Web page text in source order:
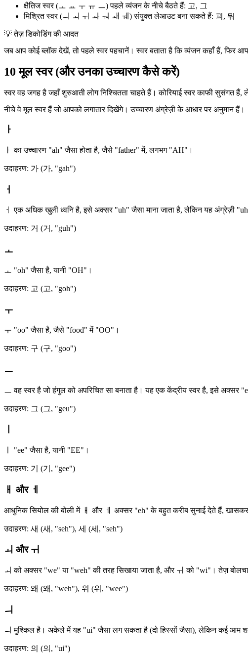
क्षैतिज स्वर (ㅗ ㅛ ㅜ ㅠ ㅡ) पहले व्यंजन के नीचे बैठते हैं: 고, 그
मिश्रित स्वर (ㅢ ㅚ ㅟ ㅘ ㅝ ㅙ ㅞ) संयुक्त लेआउट बना सकते हैं: 괴, 뭐
💡 तेज़ डिकोडिंग की आदत
जब आप कोई ब्लॉक देखें, तो पहले स्वर पहचानें। स्वर बताता है कि व्यंजन कहाँ हैं, फिर
10 मूल स्वर (और उनका उच्चारण कैसे करें)
स्वर वह जगह है जहाँ शुरुआती लोग निश्चितता चाहते हैं। कोरियाई स्वर काफी सुसंगत
नीचे वे मूल स्वर हैं जो आपको लगातार दिखेंगे। उच्चारण अंग्रेज़ी के आधार पर अनुमान हैं।
ㅏ
ㅏ का उच्चारण "ah" जैसा होता है, जैसे "father" में, लगभग "AH"।
उदाहरण: 가 (가, "gah")
ㅓ
ㅓ एक अधिक खुली ध्वनि है, इसे अक्सर "uh" जैसा माना जाता है, लेकिन यह
उदाहरण: 거 (거, "guh")
ㅗ
ㅗ "oh" जैसा है, यानी "OH"।
उदाहरण: 고 (고, "goh")
ㅜ
ㅜ "oo" जैसा है, जैसे "food" में "OO"।
उदाहरण: 구 (구, "goo")
ㅡ
ㅡ वह स्वर है जो हंगुल को अपरिचित सा बनाता है। यह एक केंद्रीय स्वर है, इसे अक्सर
उदाहरण: 그 (그, "geu")
ㅣ "ee" जैसा है, यानी "EE"।
उदाहरण: 기 (기, "gee")
ㅐ और ㅔ
आधुनिक सियोल की बोली में ㅐ और ㅔ अक्सर "eh" के बहुत करीब सुनाई देते हैं,
उदाहरण: 새 (새, "seh"), 세 (세, "seh")
ㅚ और ㅟ
ㅚ को अक्सर "we" या "weh" की तरह सिखाया जाता है, और ㅟ को "wi"। तेज़
उदाहरण: 왜 (왜, "weh"), 위 (위, "wee")
ㅢ
ㅢ मुश्किल है। अकेले में यह "ui" जैसा लग सकता है (दो हिस्सों जैसा), लेकिन कई आम
उदाहरण: 의 (의, "ui")